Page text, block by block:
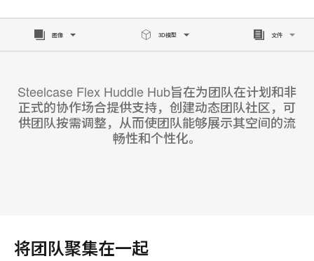
图像 3D模型 文件
Steelcase Flex Huddle Hub旨在为团队在计划和非
正式的协作场合提供支持，创建动态团队社区，可
供团队按需调整，从而使团队能够展示其空间的流
畅性和个性化。
将团队聚集在一起